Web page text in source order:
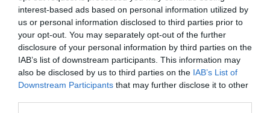
interest-based ads based on personal information utilized by
us or personal information disclosed to third parties prior to
your opt-out. You may separately opt-out of the further
disclosure of your personal information by third parties on the
IAB’s list of downstream participants. This information may
also be disclosed by us to third parties on the IAB’s List of
Downstream Participants that may further disclose it to other
NOUS SOUTENIR